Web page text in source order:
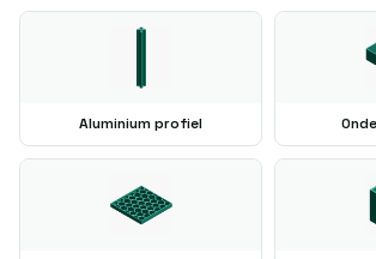
Aluminium profiel